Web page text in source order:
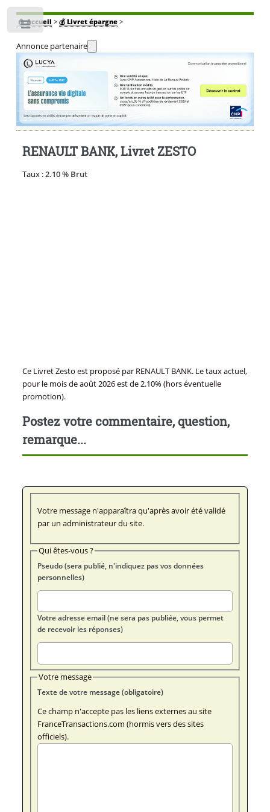
🏠Accueil > 💰 Livret épargne>
Annonce partenaire
RENAULT BANK, Livret ZESTO
Taux :2.10 % Brut
Ce Livret Zesto est proposé par RENAULT BANK. Le taux actuel,
pour le mois de août 2026 est de 2.10% (hors éventuelle
promotion).
Postez votre commentaire, question,
remarque...
Votre message n'apparaîtra qu'après avoir été validé
par un administrateur du site.
Qui êtes-vous ?
Pseudo (sera publié, n'indiquez pas vos données
personnelles)
Votre adresse email (ne sera pas publiée, vous permet
de recevoir les réponses)
Votre message
Texte de votre message (obligatoire)
Ce champ n'accepte pas les liens externes au site
FranceTransactions.com (hormis vers des sites
officiels).
Toggle